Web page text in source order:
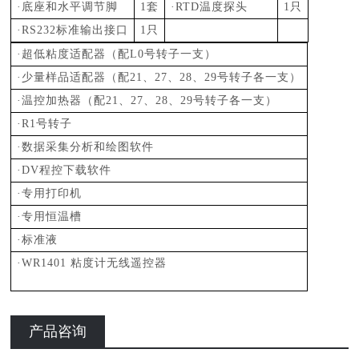
·底座和水平调节脚
1套 ·RTD温度探头
1只
·RS232标准输出接口
1只
·超低粘度适配器（配L0号转子一支）
·少量样品适配器（配21、27、28、29号转子各一支）
·温控加热器（配21、27、28、29号转子各一支）
·R1号转子
·数据采集分析和绘图软件
·DV程控下载软件
·专用打印机
·专用恒温槽
·标准液
·WR1401 粘度计无线遥控器
产品咨询